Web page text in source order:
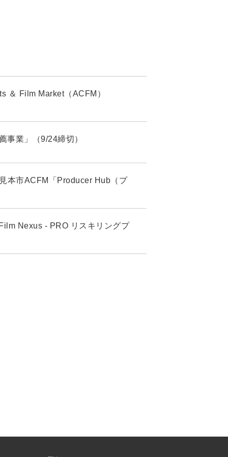
＆ Film Market（ACFM）
事業」（9/24締切）
本市ACFM「Producer Hub（プ
Nexus - PRO リスキリングプ